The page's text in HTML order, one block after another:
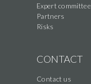
Expert committee
Partners
Risks
CONTACT
Contact us